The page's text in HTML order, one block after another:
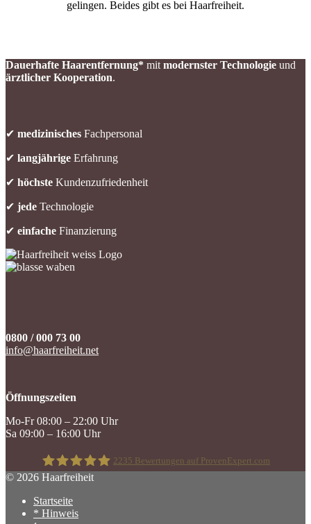
gelingen. Beides gibt es bei Haarfreiheit.
Dauerhafte Haarentfernung* mit modernster Technologie und
ärztlicher Kooperation.
✔ medizinisches Fachpersonal
✔ langjährige Erfahrung
✔ höchste Kundenzufriedenheit
✔ jede Technologie
✔ einfache Finanzierung
0800 / 000 73 00
info@haarfreiheit.net
Öffnungszeiten
Mo-Fr 08:00 – 22:00 Uhr
Sa 09:00 – 16:00 Uhr
Haarfreiheit
2235 Bewertungen auf ProvenExpert.com
© 2026 Haarfreiheit
Startseite
* Hinweis